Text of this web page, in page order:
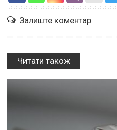
Залиште коментар
Читати також